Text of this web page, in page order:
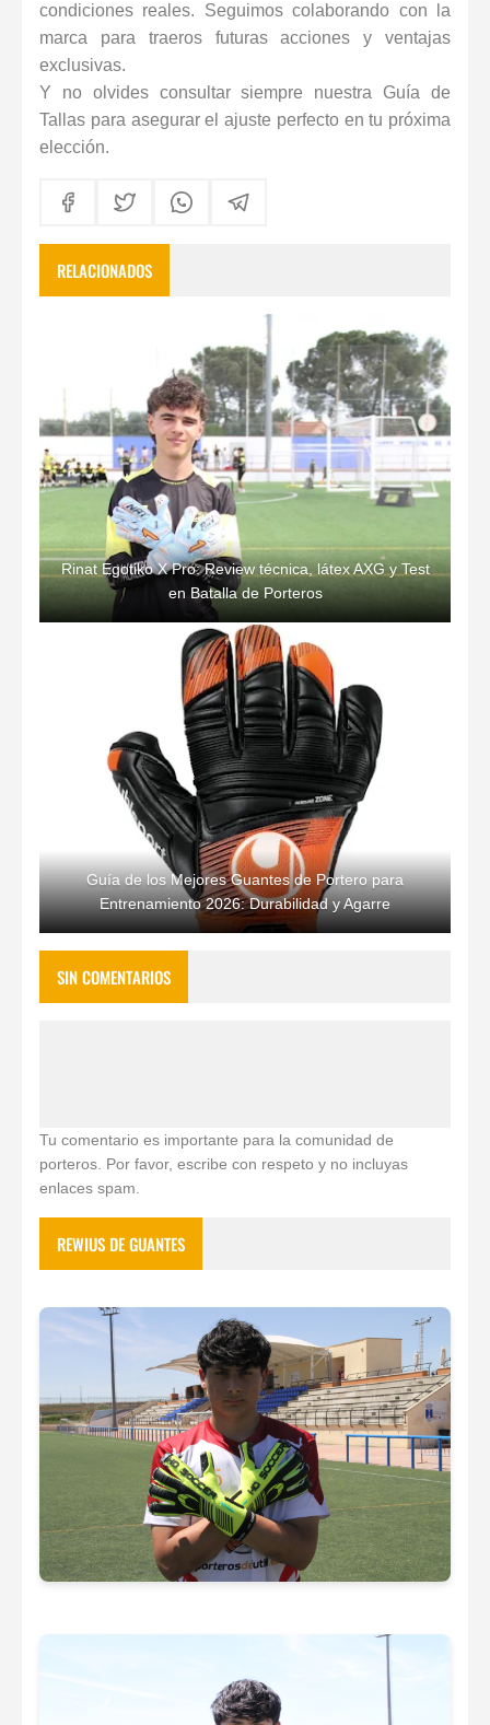
condiciones reales. Seguimos colaborando con la
marca para traeros futuras acciones y ventajas
exclusivas.
Y no olvides consultar siempre nuestra Guía de
Tallas para asegurar el ajuste perfecto en tu próxima
elección.
RELACIONADOS
Rinat Egotiko X Pro: Review técnica, látex AXG y Test
en Batalla de Porteros
Guía de los Mejores Guantes de Portero para
Entrenamiento 2026: Durabilidad y Agarre
SIN COMENTARIOS
Tu comentario es importante para la comunidad de
porteros. Por favor, escribe con respeto y no incluyas
enlaces spam.
REWIUS DE GUANTES